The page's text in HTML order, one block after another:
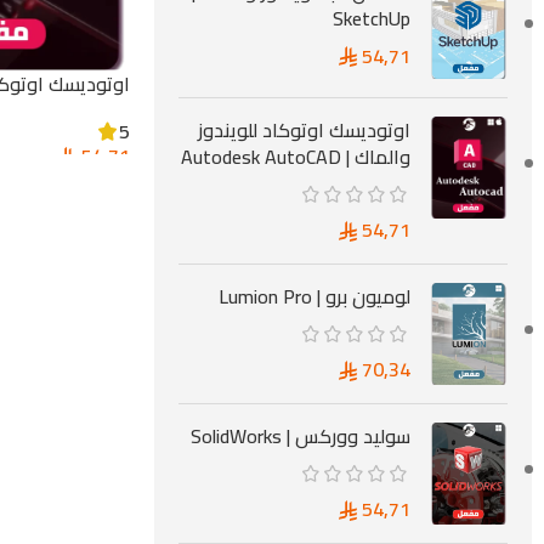
SketchUp
54,71
اوتوديسك اوتوكاد للويندوز
والماك | Autodesk AutoCAD
54,71
لوميون برو | Lumion Pro
70,34
سوليد ووركس | SolidWorks
54,71
اوتوديسك
5
54,71